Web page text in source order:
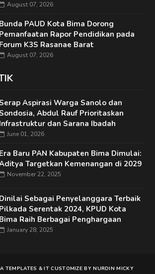
August 07, 2026
Bunda PAUD Kota Bima Dorong
Pemanfaatan Rapor Pendidikan pada
Forum K3S Rasanae Barat
August 07, 2026
Aspirasi Warga Sanolo dan
Abdul Rauf Prioritaskan
Infrastruktur dan Sarana Ibadah
June 01, 2026
Era Baru PAN Kabupaten Bima Dimulai:
Targetkan Kemenangan di 2029
November 22, 2025
Dinilai Sebagai Penyelanggara Terbaik
Pilkada Serentak 2024, KPUD Kota
Bima Raih Berbagai Penghargaan
January 28, 2025
TEMPLATES &IT CUSTOMIZE BYNURDIN MICKY